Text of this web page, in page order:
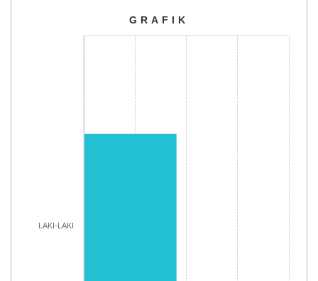
The chart has 1 X axis displaying categories.
The chart has 1 Y axis displaying Jumlah. Range: 0 to
GRAFIK
LAKI-LAKI